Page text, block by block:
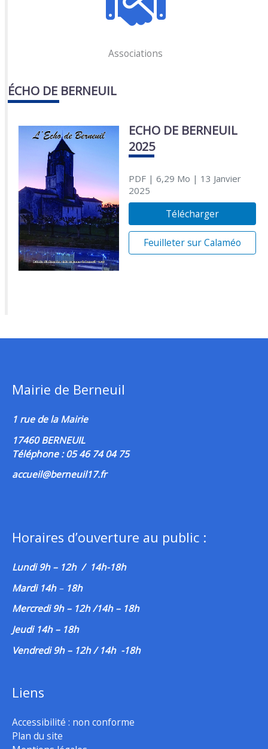
Associations
ÉCHO DE BERNEUIL
ECHO DE BERNEUIL
2025
PDF| 6,29 Mo | 13 Janvier
2025
Télécharger
Feuilleter sur Calaméo
Mairie de Berneuil
1 rue de la Mairie
17460 BERNEUIL
Téléphone : 05 46 74 04 75
accueil@berneuil17.fr
Horaires d’ouverture au public :
Lundi 9h – 12h / 14h-18h
Mardi 14h– 18h
Mercredi 9h – 12h /14h – 18h
Jeudi 14h – 18h
Vendredi 9h – 12h / 14h -18h
Liens
Accessibilité : non conforme
Plan du site